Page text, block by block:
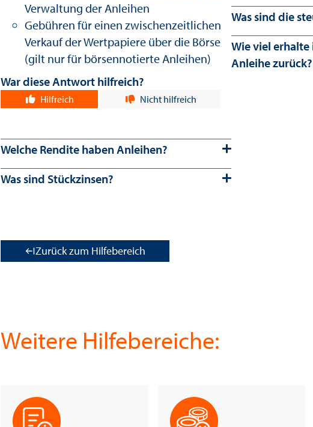
Verwaltung der Anleihen
Gebühren für einen zwischenzeitlichen
Verkauf der Wertpapiere über die Börse
(gilt nur für börsennotierte Anleihen)
War diese Antwort hilfreich?
Hilfreich Nicht hilfreich
Welche Rendite haben Anleihen?
Was sind Stückzinsen?
Was sind die
Wie viel
Anleihe zurück?
Zurück zum Hilfebereich
Weitere Hilfebereiche: